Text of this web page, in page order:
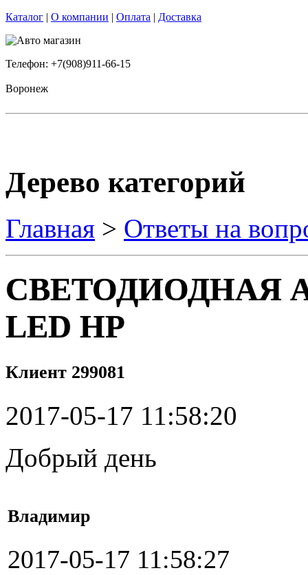
Каталог | О компании | Оплата | Доставка
Телефон: +7(908)911-66-15
Воронеж
Дерево категорий
Главная > Ответы на
СВЕТОДИОДНАЯ
LED HP
Клиент 299081
2017-05-17 11:58:20
Добрый день
Владимир
2017-05-17 11:58:27